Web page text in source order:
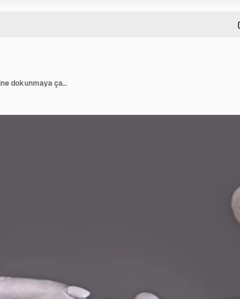
Uzanıp dokunan eller, umutlu bir kavram, iki el Adem işaretine dokunmaya çalışıyor, insan